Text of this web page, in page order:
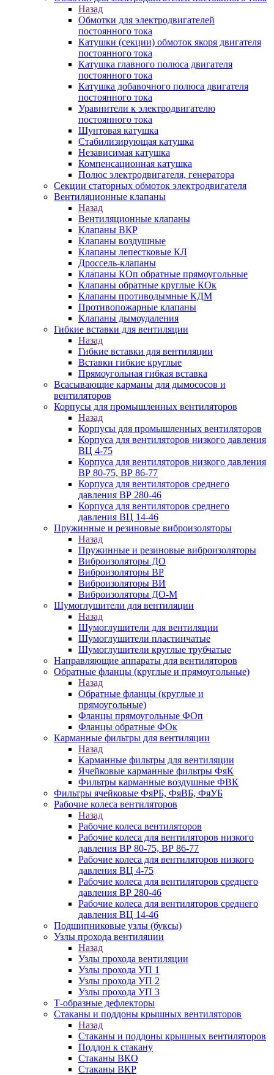
Назад
Обмотки для электродвигателей
постоянного тока
Катушки (секции) обмоток якоря двигателя
постоянного тока
Катушка главного полюса двигателя
постоянного тока
Катушка добавочного полюса двигателя
постоянного тока
Уравнители к электродвигателю
постоянного тока
Шунтовая катушка
Стабилизирующая катушка
Независимая катушка
Компенсационная катушка
Полюс электродвигателя, генератора
Секции статорных обмоток электродвигателя
Вентиляционные клапаны
Назад
Вентиляционные клапаны
Клапаны ВКР
Клапаны воздушные
Клапаны лепестковые КЛ
Дроссель-клапаны
Клапаны КОп обратные прямоугольные
Клапаны обратные круглые КОк
Клапаны противодымные КДМ
Противопожарные клапаны
Клапаны дымоудаления
Гибкие вставки для вентиляции
Назад
Гибкие вставки для вентиляции
Вставки гибкие круглые
Прямоугольная гибкая вставка
Всасывающие карманы для дымососов и
вентиляторов
Корпусы для промышленных вентиляторов
Назад
Корпусы для промышленных вентиляторов
Корпуса для вентиляторов низкого давления
ВЦ 4-75
Корпуса для вентиляторов низкого давления
ВР 80-75, ВР 86-77
Корпуса для вентиляторов среднего
давления ВР 280-46
Корпуса для вентиляторов среднего
давления ВЦ 14-46
Пружинные и резиновые виброизоляторы
Назад
Пружинные и резиновые виброизоляторы
Виброизоляторы ДО
Виброизоляторы ВР
Виброизоляторы ВИ
Виброизоляторы ДО-М
Шумоглушители для вентиляции
Назад
Шумоглушители для вентиляции
Шумоглушители пластинчатые
Шумоглушители круглые трубчатые
Направляющие аппараты для вентиляторов
Обратные фланцы (круглые и прямоугольные)
Назад
Обратные фланцы (круглые и
прямоугольные)
Фланцы прямоугольные ФОп
Фланцы обратные ФОк
Карманные фильтры для вентиляции
Назад
Карманные фильтры для вентиляции
Ячейковые карманные фильтры ФяК
Фильтры карманные воздушные ФВК
Фильтры ячейковые ФяРБ, ФяВБ, ФяУБ
Рабочие колеса вентиляторов
Назад
Рабочие колеса вентиляторов
Рабочие колеса для вентиляторов низкого
давления ВР 80-75, ВР 86-77
Рабочие колеса для вентиляторов низкого
давления ВЦ 4-75
Рабочие колеса для вентиляторов среднего
давления ВР 280-46
Рабочие колеса для вентиляторов среднего
давления ВЦ 14-46
Подшипниковые узлы (буксы)
Узлы прохода вентиляции
Назад
Узлы прохода вентиляции
Узлы прохода УП 1
Узлы прохода УП 2
Узлы прохода УП 3
Т-образные дефлекторы
Стаканы и поддоны крышных вентиляторов
Назад
Стаканы и поддоны крышных вентиляторов
Поддон к стакану
Стаканы ВКО
Стаканы ВКР